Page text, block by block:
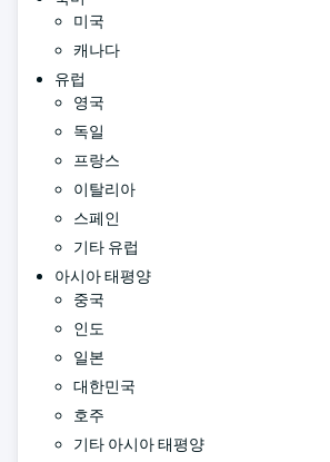
미국
캐나다
유럽
영국
독일
프랑스
이탈리아
스페인
기타 유럽
아시아 태평양
중국
인도
일본
대한민국
호주
기타 아시아 태평양